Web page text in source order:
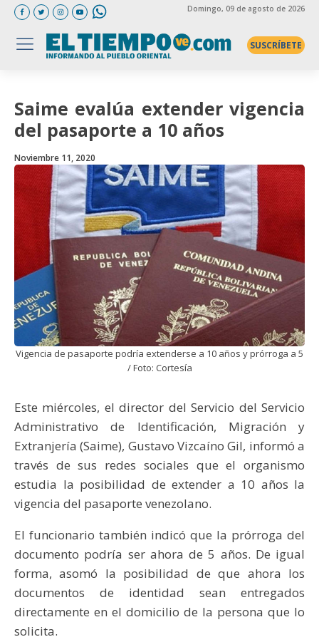
Domingo, 09 de agosto de 2026
SUSCRÍBETE
Saime evalúa extender vigencia
del pasaporte a 10 años
Noviembre 11, 2020
Vigencia de pasaporte podría extenderse a 10 años y prórroga a 5
/ Foto: Cortesía
Este miércoles, el director del Servicio del Servicio
Administrativo de Identificación, Migración y
Extranjería (Saime), Gustavo Vizcaíno Gil, informó a
través de sus redes sociales que el organismo
estudia la posibilidad de extender a 10 años la
vigencia del pasaporte venezolano.
El funcionario también indicó que la prórroga del
documento podría ser ahora de 5 años. De igual
forma, asomó la posibilidad de que ahora los
documentos de identidad sean entregados
directamente en el domicilio de la persona que lo
solicita.